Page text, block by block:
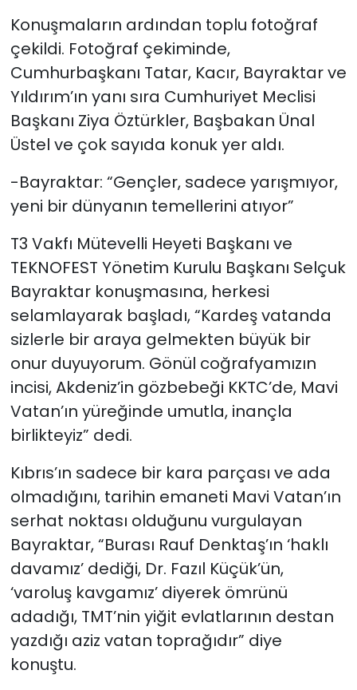
Konuşmaların ardından toplu fotoğraf
çekildi. Fotoğraf çekiminde,
Cumhurbaşkanı Tatar, Kacır, Bayraktar ve
Yıldırım’ın yanı sıra Cumhuriyet Meclisi
Başkanı Ziya Öztürkler, Başbakan Ünal
Üstel ve çok sayıda konuk yer aldı.
-Bayraktar: “Gençler, sadece yarışmıyor,
yeni bir dünyanın temellerini atıyor”
T3 Vakfı Mütevelli Heyeti Başkanı ve
TEKNOFEST Yönetim Kurulu Başkanı Selçuk
Bayraktar konuşmasına, herkesi
selamlayarak başladı, “Kardeş vatanda
sizlerle bir araya gelmekten büyük bir
onur duyuyorum. Gönül coğrafyamızın
incisi, Akdeniz’in gözbebeği KKTC’de, Mavi
Vatan’ın yüreğinde umutla, inançla
birlikteyiz” dedi.
Kıbrıs’ın sadece bir kara parçası ve ada
olmadığını, tarihin emaneti Mavi Vatan’ın
serhat noktası olduğunu vurgulayan
Bayraktar, “Burası Rauf Denktaş’ın ‘haklı
davamız’ dediği, Dr. Fazıl Küçük’ün,
‘varoluş kavgamız’ diyerek ömrünü
adadığı, TMT’nin yiğit evlatlarının destan
yazdığı aziz vatan toprağıdır” diye
konuştu.